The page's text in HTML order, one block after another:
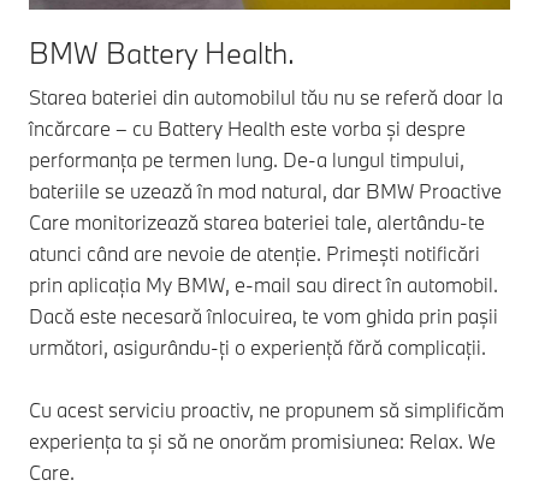
BMW Battery Health.
Starea bateriei din automobilul tău nu se referă doar la
încărcare – cu Battery Health este vorba și despre
performanța pe termen lung. De-a lungul timpului,
bateriile se uzează în mod natural, dar BMW Proactive
Care monitorizează starea bateriei tale, alertându-te
atunci când are nevoie de atenție. Primești notificări
prin aplicația My BMW, e-mail sau direct în automobil.
Dacă este necesară înlocuirea, te vom ghida prin pașii
următori, asigurându-ți o experiență fără complicații.
Cu acest serviciu proactiv, ne propunem să simplificăm
experiența ta și să ne onorăm promisiunea: Relax. We
Care.